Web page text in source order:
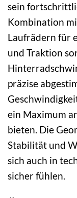
sein
Kombination
Laufrädern für
und Traktion
präzise
ein Maximum
bieten. Die
Stabilität und
sich auch in
sicher fühlen.